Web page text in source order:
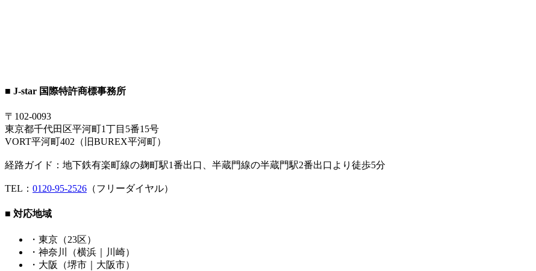
■ J-star 国際特許商標事務所
〒102-0093
東京都千代田区平河町1丁目5番15号
VORT平河町402（旧BUREX平河町）
経路ガイド：地下鉄有楽町線の麹町駅1番出口、半蔵門線の半蔵門駅2番出口より徒歩5分
TEL： 0120-95-2526 （フリーダイヤル）
■ 対応地域
・東京（23区）
・神奈川（横浜｜川崎）
・大阪（堺市｜大阪市）